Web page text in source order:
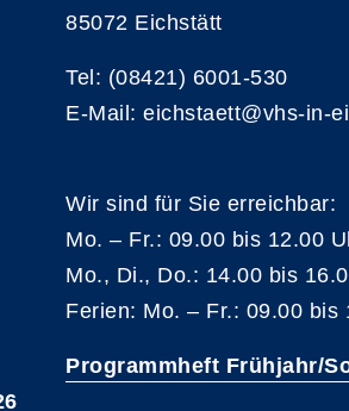
85072 Eichstätt
Tel: (08421) 6001-530
E-Mail: eichstaett@vhs-in-
Wir sind für Sie erreichbar:
Mo. – Fr.: 09.00 bis 12.00
Mo., Di., Do.: 14.00 bis
Ferien: Mo. – Fr.: 09.00 bis
Programmheft Frühjahr/